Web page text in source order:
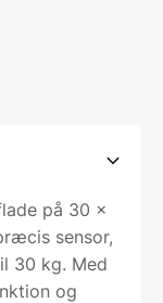
på 30 x
sensor,
30 kg. Med
og